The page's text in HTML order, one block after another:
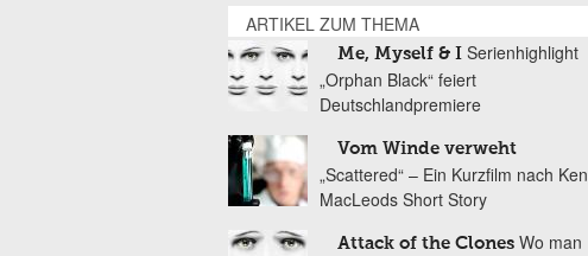
ARTIKEL ZUM THEMA
Me, Myself & I Serienhighlight
„Orphan Black“ feiert
Deutschlandpremiere
Vom Winde verweht
„Scattered“ – Ein Kurzfilm nach Ken
MacLeods Short Story
Attack of the Clones Wo man